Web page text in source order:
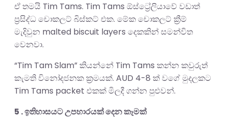
ඒ තමයි Tim Tams. Tim Tams ඕස්ට්‍රේලියාවේ වඩාත්
ප්‍රසිද්ධ චොකලට් බිස්කට් එක. මේක චොකලට් ක්‍රීම්
මැදිවුන malted biscuit layers දෙකකින් සමන්විත
වෙනවා.
“Tim Tam Slam” කියන්නේ Tim Tams කන්න කවුරුත්
කැමති විනෝදජනක ක්‍රමයක්. AUD 4-8 ක් වගේ මුදලකට
Tim Tams packet එකක් මිලදී ගන්න පුළුවන්.
5 . ඉතිහාසයට උපහාරයක් දෙන කෑමක්